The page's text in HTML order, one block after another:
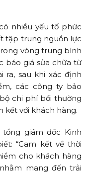
nhiều yếu tố phức
tập trung nguồn lực
vòng trung bình
báo giá sửa chữa từ
ra, sau khi xác định
các công ty bảo
chi phí bồi thường
kết với khách hàng.
giám đốc Kinh
“Cam kết về thời
cho khách hàng
mang đến trải